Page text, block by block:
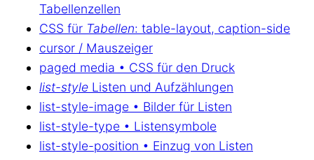
Tabellenzellen
CSS für Tabellen: table-layout, caption-side
cursor / Mauszeiger
paged media • CSS für den Druck
list-style Listen und Aufzählungen
list-style-image • Bilder für Listen
list-style-type • Listensymbole
list-style-position • Einzug von Listen